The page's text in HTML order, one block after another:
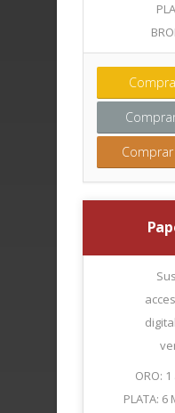
Comprar
ORO:
PLATA: